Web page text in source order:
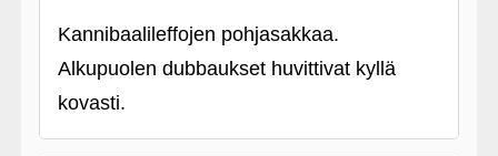
Kannibaalileffojen pohjasakkaa.
Alkupuolen dubbaukset huvittivat kyllä
kovasti.